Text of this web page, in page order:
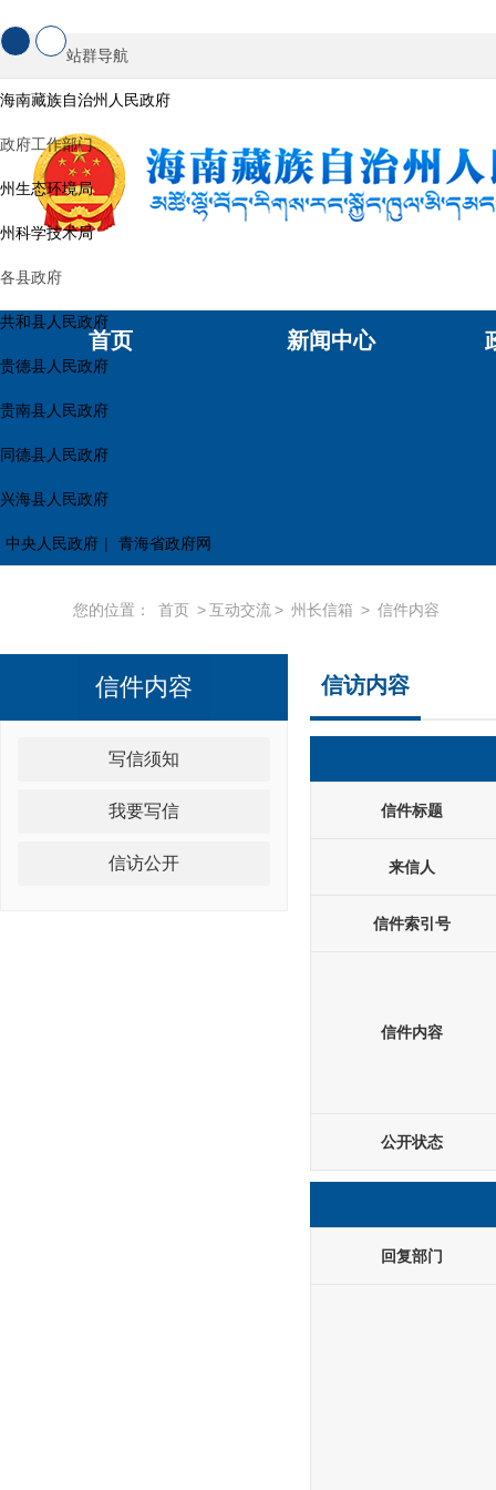
站群导航
海南藏族自治州人民政府
政府工作部门
州生态环境局
州科学技术局
各县政府
共和县人民政府
贵德县人民政府
贵南县人民政府
同德县人民政府
兴海县人民政府
中央人民政府 | 青海省政府网
首页 新闻中心
您的位置： 首页 >互动交流> 州长信箱 > 信件内容
信件内容
写信须知
我要写信
信访公开
信访内容
信件标题
来信人
信件索引号
信件内容
公开状态
回复部门